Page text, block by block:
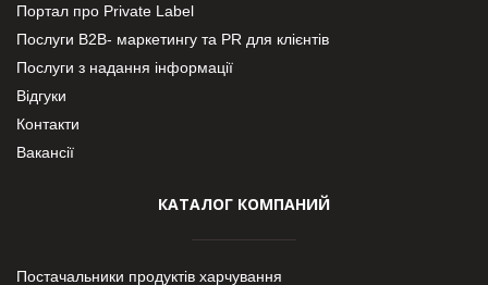
Портал про Private Label
Послуги В2В- маркетингу та PR для клієнтів
Послуги з надання інформації
Відгуки
Контакти
Вакансії
КАТАЛОГ КОМПАНИЙ
Постачальники продуктів харчування